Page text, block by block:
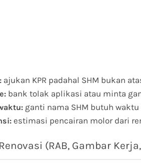
ajukan KPR padahal SHM bukan
bank tolak aplikasi atau minta
ganti nama SHM butuh
estimasi pencairan molor dari
(RAB, Gambar